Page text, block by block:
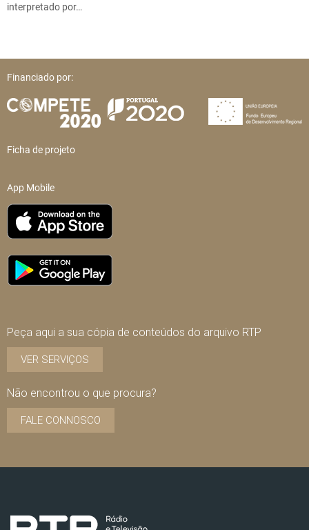
interpretado por…
Financiado por:
Ficha de projeto
App Mobile
Peça aqui a sua cópia de conteúdos do arquivo RTP
VER SERVIÇOS
Não encontrou o que procura?
FALE CONNOSCO